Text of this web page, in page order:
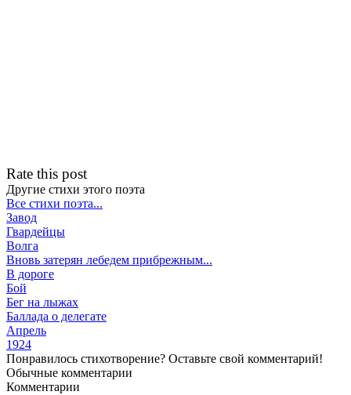
Rate this post
Другие стихи этого поэта
Все стихи поэта...
Завод
Гвардейцы
Волга
Вновь затерян лебедем прибрежным...
В дороге
Бой
Бег на лыжах
Баллада о делегате
Апрель
1924
Понравилось стихотворение? Оставьте свой комментарий!
Обычные комментарии
Комментарии